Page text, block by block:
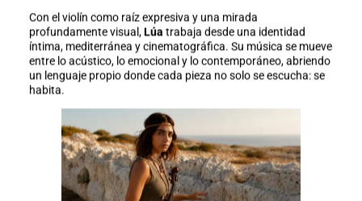
Con el violín como raíz expresiva y una mirada
profundamente visual, Lúa trabaja desde una identidad
íntima, mediterránea y cinematográfica. Su música se mueve
entre lo acústico, lo emocional y lo contemporáneo, abriendo
un lenguaje propio donde cada pieza no solo se escucha: se
habita.